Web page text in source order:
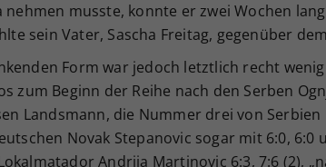
musste, konnte er zwei Wochen
sein Vater, Sascha Freitag, gegenüber
Form war jedoch letztlich recht
zum Beginn der Reihe nach den Serben
Landsmann, die Nummer drei von Serbien
Novak Stepanovic sogar mit 6:0, 6:0
Andrija Martinovic 6:3, 7:6 (2),